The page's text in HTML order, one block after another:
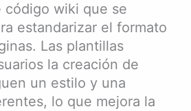
código wiki que se
estandarizar el formato
Las plantillas
la creación de
un estilo y una
lo que mejora la